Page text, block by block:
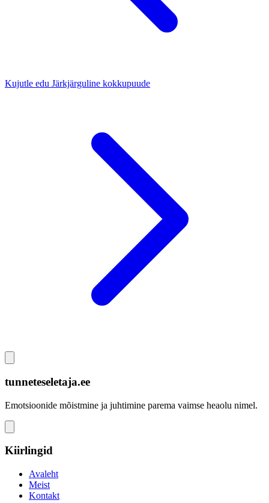
Kujutle edu Järkjärguline kokkupuude
tunneteseletaja.ee
Emotsioonide mõistmine ja juhtimine parema vaimse heaolu nimel.
Kiirlingid
Avaleht
Meist
Kontakt